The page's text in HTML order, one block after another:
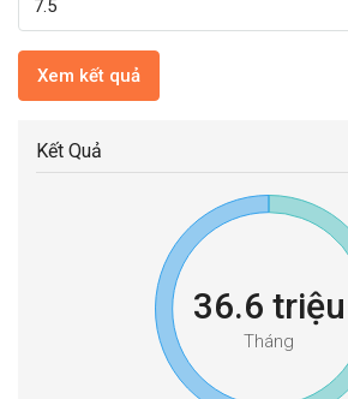
Xem kết quả
Kết Quả
36.6 triệu
Tháng